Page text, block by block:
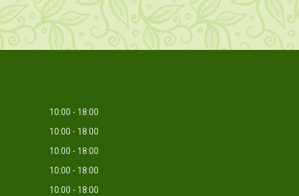
10:00
18:00
10:00
18:00
10:00
18:00
10:00
18:00
10:00
18:00